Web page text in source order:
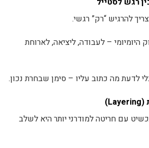
להרגיש “רק” רגשי.
היומיומי – לעבודה, ליציאה, לארוחת
לדעת מה כתוב עליו – סימן שבחרת נכון.
עם חריטה למודרני יותר היא לשלב